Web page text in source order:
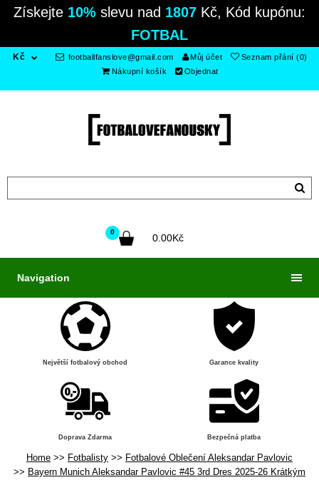
Získejte 10% slevu nad 1807 Kč, Kód kupónu:
FOTBAL
Kč footballfanslove@gmail.com Můj účet
Seznam přání (0)
Nákupní košík
Objednat
0
0.00Kč
Navigation
Největší fotbalový obchod Garance kvality
Doprava Zdarma Bezpečná platba
Home Fotbalisty
Fotbalové Oblečení Aleksandar Pavlovic
Bayern Munich Aleksandar Pavlovic #45 3rd Dres 2025-26 Krátkým